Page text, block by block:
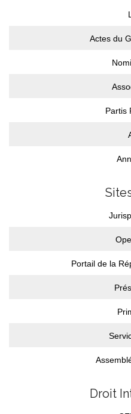
Actes du
Partis
Portail de la
Droit